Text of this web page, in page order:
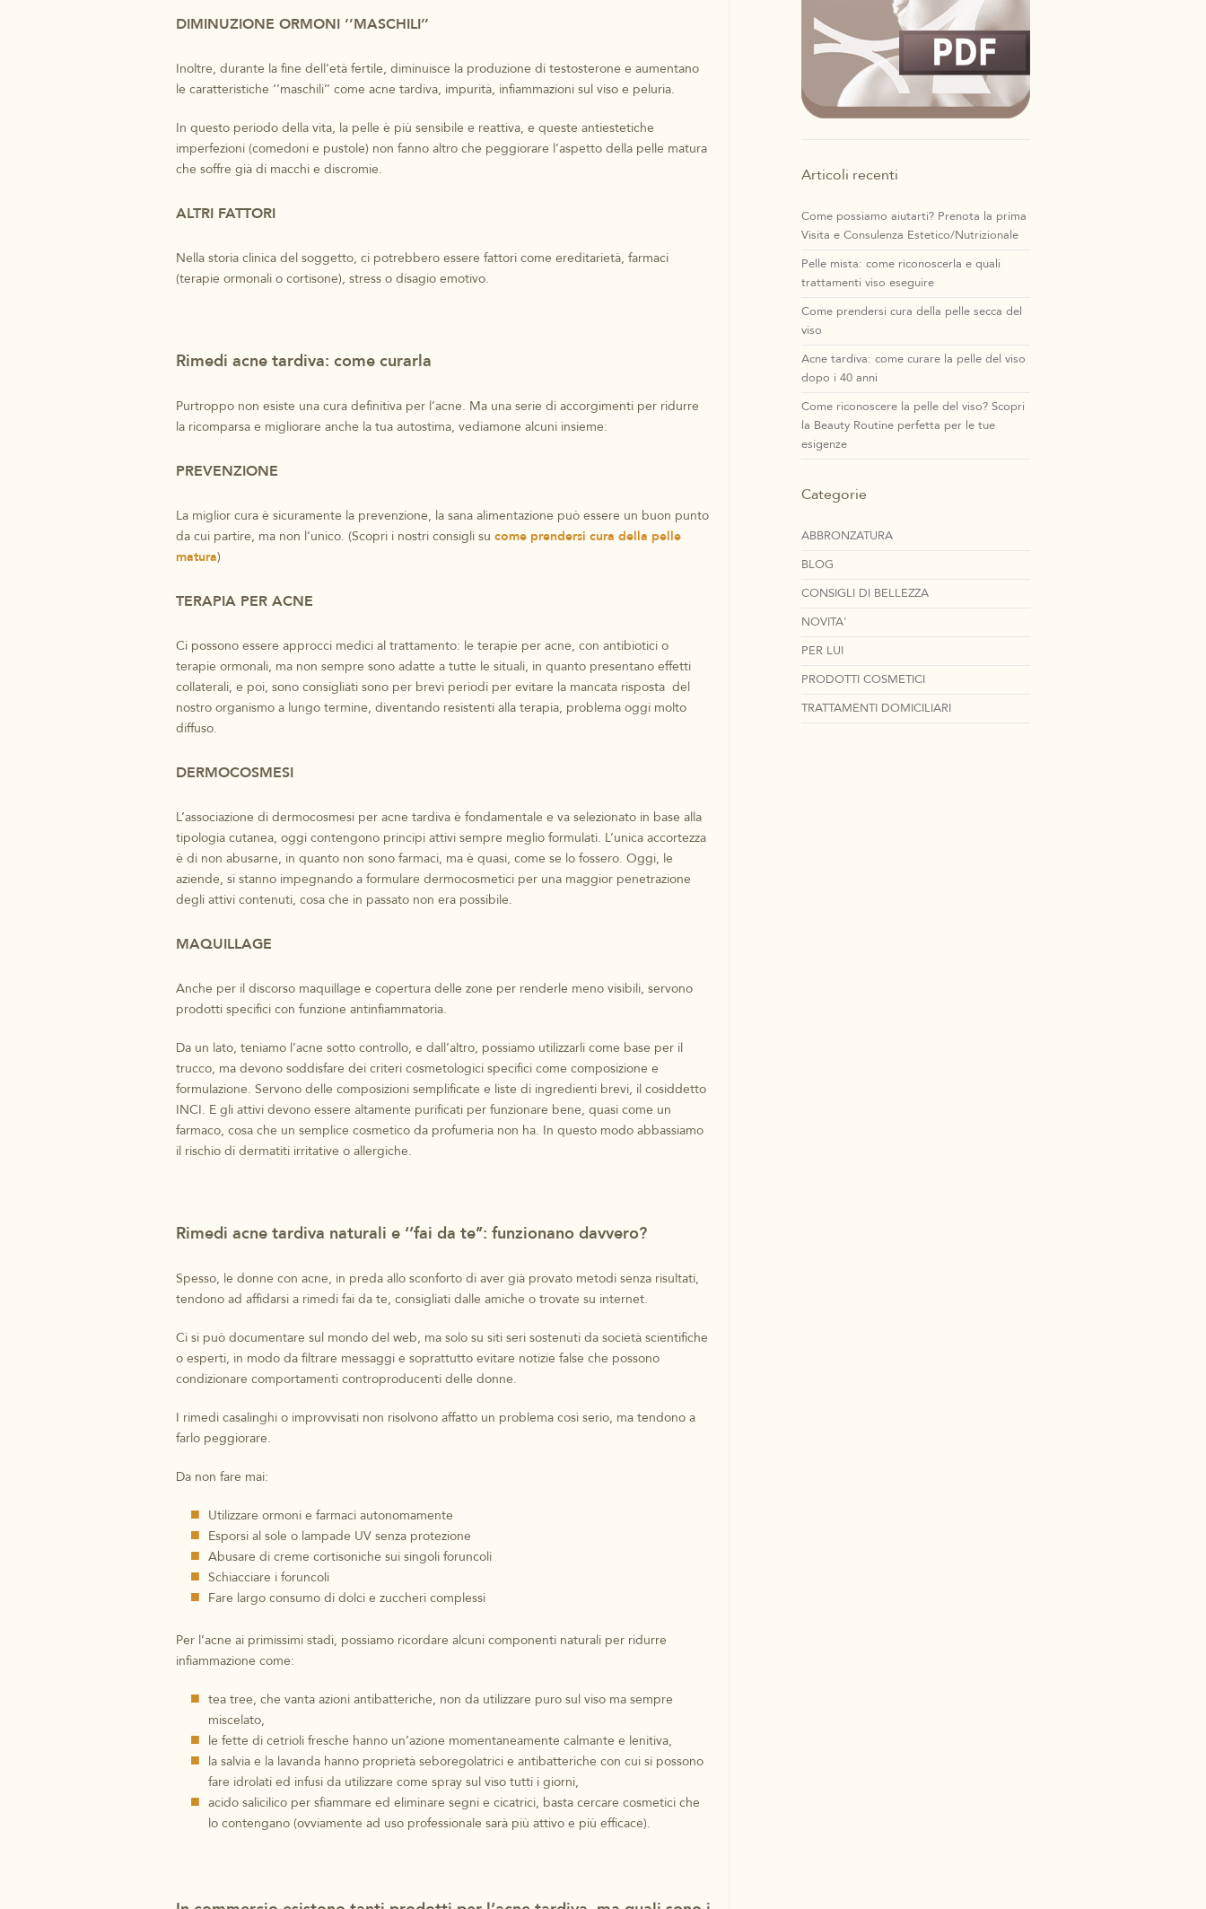
DIMINUZIONE ORMONI ‘’MASCHILI’’
Inoltre, durante la fine dell’età fertile, diminuisce la produzione di testosterone e aumentano
le caratteristiche ‘’maschili’’ come acne tardiva, impurità, infiammazioni sul viso e peluria.
In questo periodo della vita, la pelle è più sensibile e reattiva, e queste antiestetiche
imperfezioni (comedoni e pustole) non fanno altro che peggiorare l’aspetto della pelle matura
che soffre già di macchi e discromie.
ALTRI FATTORI
Nella storia clinica del soggetto, ci potrebbero essere fattori come ereditarietà, farmaci
(terapie ormonali o cortisone), stress o disagio emotivo.
Rimedi acne tardiva: come curarla
Purtroppo non esiste una cura definitiva per l’acne. Ma una serie di accorgimenti per ridurre
la ricomparsa e migliorare anche la tua autostima, vediamone alcuni insieme:
PREVENZIONE
La miglior cura è sicuramente la prevenzione, la sana alimentazione può essere un buon punto
da cui partire, ma non l’unico. (Scopri i nostri consigli su come prendersi cura della pelle
matura)
TERAPIA PER ACNE
Ci possono essere approcci medici al trattamento: le terapie per acne, con antibiotici o
terapie ormonali, ma non sempre sono adatte a tutte le situali, in quanto presentano effetti
collaterali, e poi, sono consigliati sono per brevi periodi per evitare la mancata risposta del
nostro organismo a lungo termine, diventando resistenti alla terapia, problema oggi molto
diffuso.
DERMOCOSMESI
L’associazione di dermocosmesi per acne tardiva è fondamentale e va selezionato in base alla
tipologia cutanea, oggi contengono principi attivi sempre meglio formulati. L’unica accortezza
è di non abusarne, in quanto non sono farmaci, ma è quasi, come se lo fossero. Oggi, le
aziende, si stanno impegnando a formulare dermocosmetici per una maggior penetrazione
degli attivi contenuti, cosa che in passato non era possibile.
MAQUILLAGE
Anche per il discorso maquillage e copertura delle zone per renderle meno visibili, servono
prodotti specifici con funzione antinfiammatoria.
Da un lato, teniamo l’acne sotto controllo, e dall’altro, possiamo utilizzarli come base per il
trucco, ma devono soddisfare dei criteri cosmetologici specifici come composizione e
formulazione. Servono delle composizioni semplificate e liste di ingredienti brevi, il cosiddetto
INCI. E gli attivi devono essere altamente purificati per funzionare bene, quasi come un
farmaco, cosa che un semplice cosmetico da profumeria non ha. In questo modo abbassiamo
il rischio di dermatiti irritative o allergiche.
Rimedi acne tardiva naturali e ‘’fai da te’’: funzionano davvero?
Spesso, le donne con acne, in preda allo sconforto di aver già provato metodi senza risultati,
tendono ad affidarsi a rimedi fai da te, consigliati dalle amiche o trovate su internet.
Ci si può documentare sul mondo del web, ma solo su siti seri sostenuti da società scientifiche
o esperti, in modo da filtrare messaggi e soprattutto evitare notizie false che possono
condizionare comportamenti controproducenti delle donne.
I rimedi casalinghi o improvvisati non risolvono affatto un problema così serio, ma tendono a
farlo peggiorare.
Da non fare mai:
Utilizzare ormoni e farmaci autonomamente
Esporsi al sole o lampade UV senza protezione
Abusare di creme cortisoniche sui singoli foruncoli
Schiacciare i foruncoli
Fare largo consumo di dolci e zuccheri complessi
Per l’acne ai primissimi stadi, possiamo ricordare alcuni componenti naturali per ridurre
infiammazione come:
tea tree, che vanta azioni antibatteriche, non da utilizzare puro sul viso ma sempre
miscelato,
le fette di cetrioli fresche hanno un’azione momentaneamente calmante e lenitiva,
la salvia e la lavanda hanno proprietà seboregolatrici e antibatteriche con cui si possono
fare idrolati ed infusi da utilizzare come spray sul viso tutti i giorni,
acido salicilico per sfiammare ed eliminare segni e cicatrici, basta cercare cosmetici che
lo contengano (ovviamente ad uso professionale sarà più attivo e più efficace).
Articoli recenti
Come possiamo aiutarti? Prenota la prima
Visita e Consulenza Estetico/Nutrizionale
Pelle mista: come riconoscerla e quali
trattamenti viso eseguire
Come prendersi cura della pelle secca del
viso
Acne tardiva: come curare la pelle del viso
dopo i 40 anni
Come riconoscere la pelle del viso? Scopri
la Beauty Routine perfetta per le tue
esigenze
Categorie
ABBRONZATURA
BLOG
CONSIGLI DI BELLEZZA
NOVITA'
PER LUI
PRODOTTI COSMETICI
TRATTAMENTI DOMICILIARI